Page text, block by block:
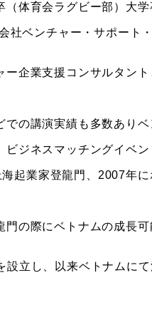
（体育会ラグビー部）大
社ベンチャー・サポート
ー企業支援コンサルタント
での講演実績も多数あり
ビジネスマッチングイベン
起業家登龍門、2007年
門の際にベトナムの成長
立し、以来ベトナムにて